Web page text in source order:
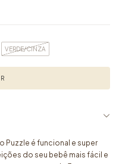
VERDE/CINZA
Puzzle é funcional e super
do seu bebê mais fácil e